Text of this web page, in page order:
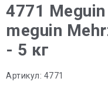
4771
meguin
- 5 кг
Артикул: 4771